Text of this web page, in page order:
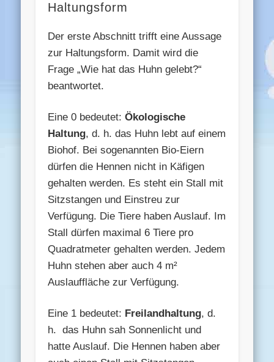
Haltungsform
Der erste Abschnitt trifft eine Aussage
zur Haltungsform. Damit wird die
Frage „Wie hat das Huhn gelebt?“
beantwortet.
Eine 0 bedeutet:Ökologische
Haltung, d. h. das Huhn lebt auf einem
Biohof. Bei sogenannten Bio-Eiern
dürfen die Hennen nicht in Käfigen
gehalten werden. Es steht ein Stall mit
Sitzstangen und Einstreu zur
Verfügung. Die Tiere haben Auslauf. Im
Stall dürfen maximal 6 Tiere pro
Quadratmeter gehalten werden. Jedem
Huhn stehen aber auch 4 m²
Auslauffläche zur Verfügung.
Eine 1 bedeutet: Freilandhaltung, d.
h. das Huhn sah Sonnenlicht und
hatte Auslauf. Die Hennen haben aber